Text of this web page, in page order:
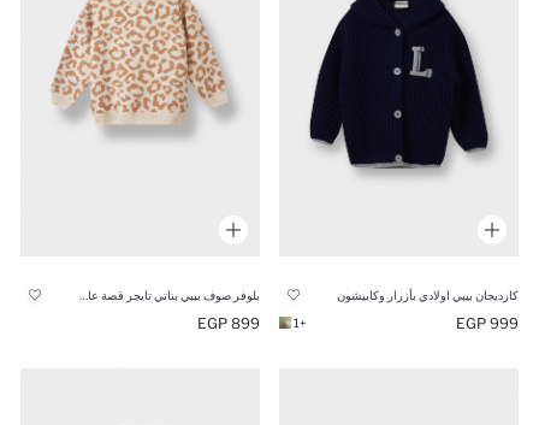
كارديجان بيبي اولادي بأزرار وكابيشون
999 EGP
+1
899 EGP